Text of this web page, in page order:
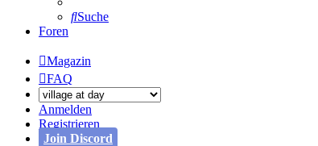
Suche
Foren
Magazin
FAQ
Anmelden
Registrieren
Join Discord